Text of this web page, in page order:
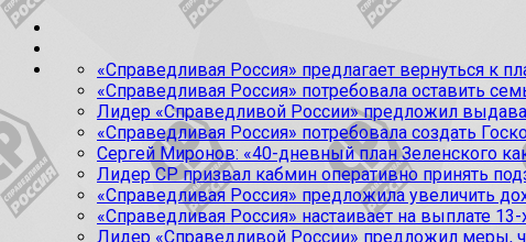
«Справедливая Россия» предлагает вернуться к
«Справедливая Россия» потребовала оставить
Лидер «Справедливой России» предложил
«Справедливая Россия» потребовала создать
Сергей Миронов: «40-дневный план Зеленского
Лидер СР призвал кабмин оперативно принять
«Справедливая Россия» предложила увеличить
«Справедливая Россия» настаивает на выплате 13-
Лидер «Справедливой России» предложил меры,